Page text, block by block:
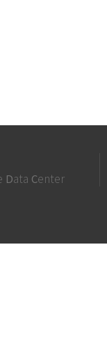
Data Center